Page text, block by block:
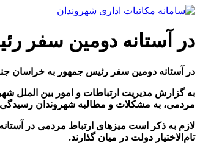
پرش
محتوا
در آستانه دومین سفر
در آستانه دومین سفر رئیس جمهور به خراسان
به گزارش مدیریت ارتباطات و امور بین الملل
مردمی، به مشکلات و مطالبه شهروندان رسیدگی
لازم به ذکر است میزهای ارتباط مردمی در
تام‌الاختیار دولت در میان گذارند.